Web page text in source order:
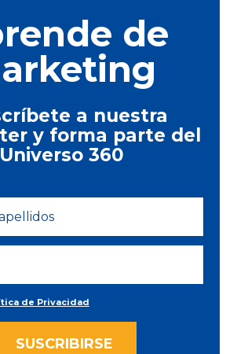
de
a nuestra
y forma parte del
Universo 360
de Privacidad
SUSCRIBIRSE